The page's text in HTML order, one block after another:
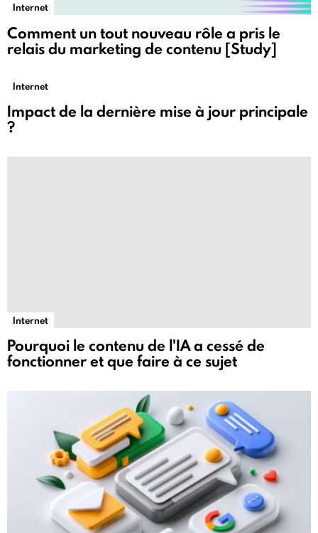
Internet
Comment un tout nouveau rôle a pris le
relais du marketing de contenu [Study]
Internet
Impact de la dernière mise à jour principale
?
Internet
Pourquoi le contenu de l'IA a cessé de
fonctionner et que faire à ce sujet